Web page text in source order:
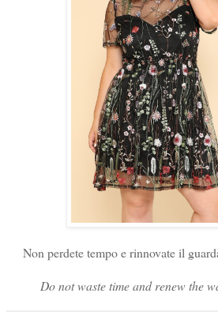
Non perdete tempo e rinnovate il
Do not waste time and renew the